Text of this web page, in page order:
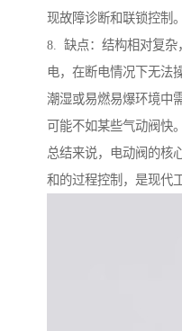
现故障诊断和联锁控制。
8. 缺点：结构相对复杂
电，在断电情况下无法
潮湿或易燃易爆环境中
可能不如某些气动阀快。
总结来说，电动阀的核
和的过程控制，是现代